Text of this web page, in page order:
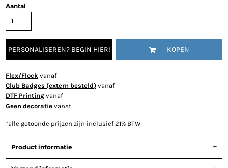
Aantal
PERSONALISEREN? BEGIN HIER! KOPEN
Flex/Flock vanaf
Club Badges (extern besteld) vanaf
DTF Printing vanaf
Geen decoratie vanaf
*alle getoonde prijzen zijn inclusief 21% BTW
Product informatie